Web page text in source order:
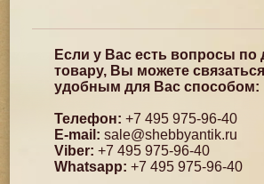
Если у Вас есть вопросы по
товару, Вы можете
удобным для Вас способом:
Телефон: +7 495 975-96-40
E-mail: sale@shebbyantik.ru
Viber: +7 495 975-96-40
Whatsapp: +7 495 975-96-40